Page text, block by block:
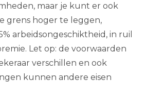
maar je kunt er ook
grens hoger te leggen,
arbeidsongeschiktheid, in ruil
Let op: de voorwaarden
verschillen en ook
kunnen andere eisen